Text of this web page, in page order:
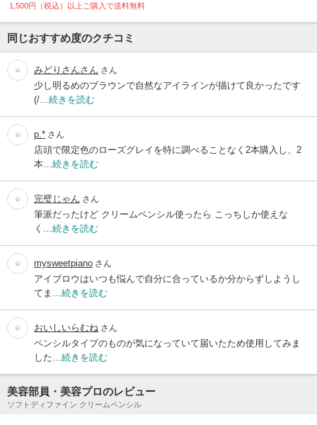
1,500円（税込）以上ご購入で送料無料
同じおすすめ度のクチコミ
みどりさんさん さん
少し明るめのブラウンで自然なアイラインが描けて良かったです
(/… 続きを読む
p.* さん
店頭で限定色のローズグレイを特に調べることなく2本購入し、2
本… 続きを読む
完璧じゃん さん
筆派だったけど クリームペンシル使ったら こっちしか使えな
く… 続きを読む
mysweetpiano さん
アイブロウはいつも悩んで自分に合っているか分からずしようし
てま… 続きを読む
おいしいらむね さん
ペンシルタイプのものが気になっていて届いたため使用してみま
した… 続きを読む
美容部員・美容プロのレビュー
ソフトディファイン クリームペンシル